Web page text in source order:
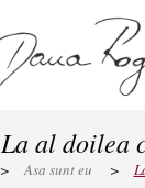
La al doilea
> Asa sunt eu >